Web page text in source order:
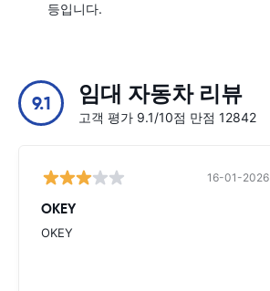
등입니다.
9.1 임대 자동차 리뷰
고객 평가 9.1/10점 만점 12842
16-01-2026
OKEY
OKEY